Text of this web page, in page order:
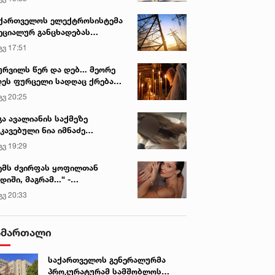
ელექტროსისტემა
განცხადებას
17:51
წერ და დებ... მეორე
ფურცელი სადღაც ქრება
სურვილი სრულდება...“ -
ტაძარი შიდა
20:25
ავალიანის საქმეზე
ნია იმნაძე
გადაჰყავთ
19:29
ძვირფას ყოფილთან
მაგრამ...“ -
პაიჭაძის
აღიარება
20:33
საქართველოს გენერალურმა
პროკურატურამ სამშობლოს